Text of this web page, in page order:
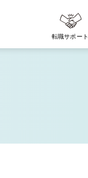
転職サポート